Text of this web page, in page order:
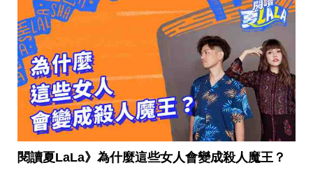
閱讀夏LaLa》為什麼這些女人會變成殺人魔王？